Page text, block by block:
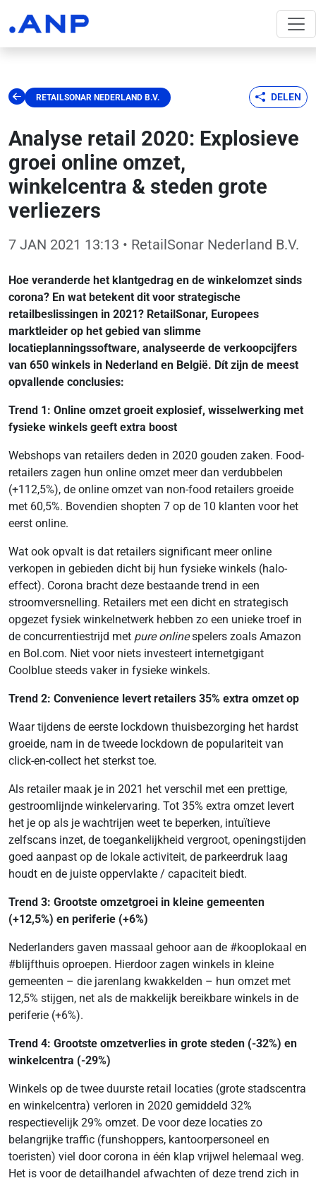
RETAILSONAR NEDERLAND B.V. DELEN
Analyse retail 2020: Explosieve
groei online omzet,
winkelcentra & steden grote
verliezers
7 JAN 2021 13:13 • RetailSonar Nederland B.V.
Hoe veranderde het klantgedrag en de winkelomzet sinds
corona? En wat betekent dit voor strategische
retailbeslissingen in 2021? RetailSonar, Europees
marktleider op het gebied van slimme
locatieplanningssoftware, analyseerde de verkoopcijfers
van 650 winkels in Nederland en België. Dít zijn de meest
opvallende conclusies:
Trend 1: Online omzet groeit explosief, wisselwerking met
fysieke winkels geeft extra boost
Webshops van retailers deden in 2020 gouden zaken. Food-
retailers zagen hun online omzet meer dan verdubbelen
(+112,5%), de online omzet van non-food retailers groeide
met 60,5%. Bovendien shopten 7 op de 10 klanten voor het
eerst online.
Wat ook opvalt is dat retailers significant meer online
verkopen in gebieden dicht bij hun fysieke winkels (halo-
effect). Corona bracht deze bestaande trend in een
stroomversnelling. Retailers met een dicht en strategisch
opgezet fysiek winkelnetwerk hebben zo een unieke troef in
de concurrentiestrijd met pure onlinespelers zoals Amazon
en Bol.com. Niet voor niets investeert internetgigant
Coolblue steeds vaker in fysieke winkels.
Trend 2: Convenience levert retailers 35% extra omzet op
Waar tijdens de eerste lockdown thuisbezorging het hardst
groeide, nam in de tweede lockdown de populariteit van
click-en-collect het sterkst toe.
Als retailer maak je in 2021 het verschil met een prettige,
gestroomlijnde winkelervaring. Tot 35% extra omzet levert
het je op als je wachtrijen weet te beperken, intuïtieve
zelfscans inzet, de toegankelijkheid vergroot, openingstijden
goed aanpast op de lokale activiteit, de parkeerdruk laag
houdt en de juiste oppervlakte / capaciteit biedt.
Trend 3: Grootste omzetgroei in kleine gemeenten
(+12,5%) en periferie (+6%)
Nederlanders gaven massaal gehoor aan de #kooplokaal en
#blijfthuis oproepen. Hierdoor zagen winkels in kleine
gemeenten – die jarenlang kwakkelden – hun omzet met
12,5% stijgen, net als de makkelijk bereikbare winkels in de
periferie (+6%).
Trend 4: Grootste omzetverlies in grote steden (-32%) en
winkelcentra (-29%)
Winkels op de twee duurste retail locaties (grote stadscentra
en winkelcentra) verloren in 2020 gemiddeld 32%
respectievelijk 29% omzet. De voor deze locaties zo
belangrijke traffic (funshoppers, kantoorpersoneel en
toeristen) viel door corona in één klap vrijwel helemaal weg.
Het is voor de detailhandel afwachten of deze trend zich in